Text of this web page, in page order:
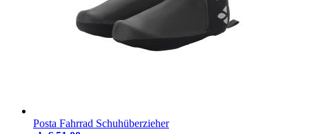
Posta Fahrrad Schuhüberzieher